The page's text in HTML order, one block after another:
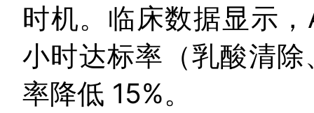
时机。临床数据显示
小时达标率（乳酸清
率降低 15%。